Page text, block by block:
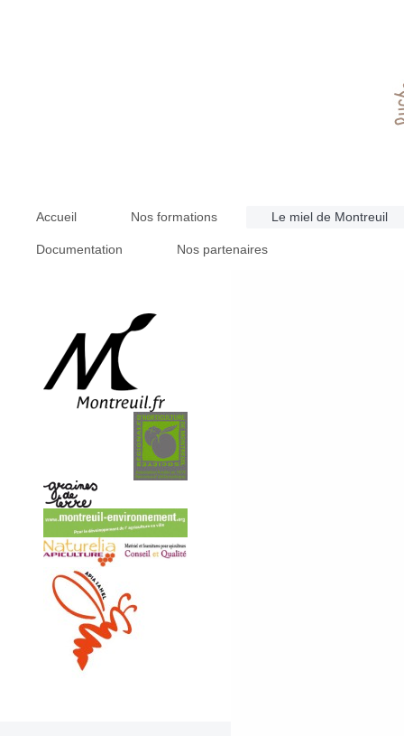
Accueil Nos formations Le miel de Montreuil
Documentation Nos partenaires